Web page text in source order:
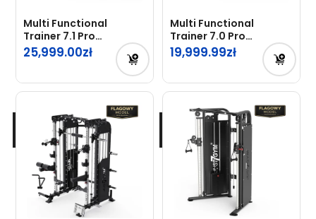
Multi Functional
Trainer 7.1 Pro
Just7Gym Professional
25,999.00
Multi Functional
Trainer 7.0 Pro
Just7Gym Professional
19,999.99